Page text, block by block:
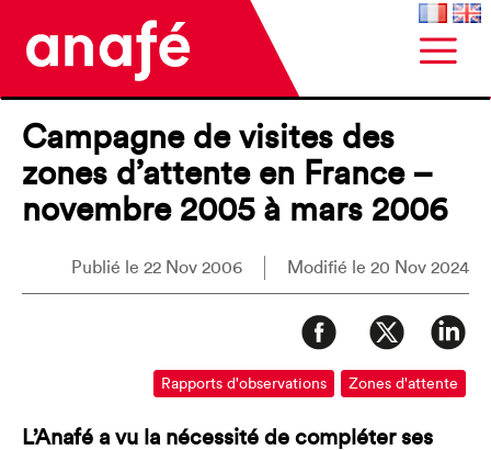
Campagne de visites des
zones d’attente en France –
novembre 2005 à mars 2006
Publié le 22 Nov 2006 Modifié le 20 Nov 2024
Rapports d'observations Zones d'attente
L’Anafé a vu la nécessité de compléter ses